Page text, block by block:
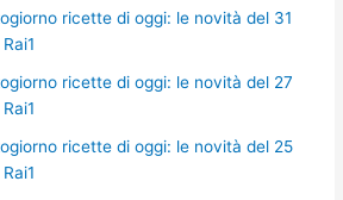
ricette di oggi: le novità del 31
ricette di oggi: le novità del 27
ricette di oggi: le novità del 25